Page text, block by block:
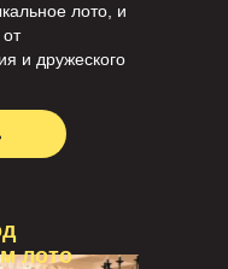
лото, и
и дружеского
лото